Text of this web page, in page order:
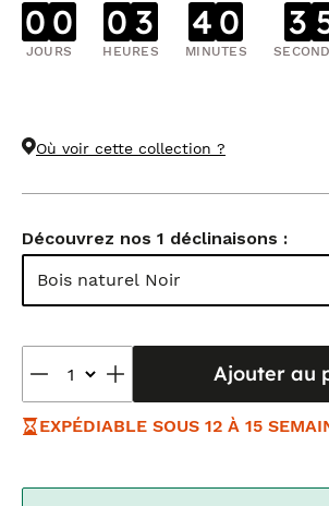
0 0
JOURS
0 3
HEURES
4 0
MINUTES
3
Où voir cette collection ?
Découvrez nos 1 déclinaisons :
Bois naturel Noir
Ajouter au
EXPÉDIABLE SOUS 12 À 15